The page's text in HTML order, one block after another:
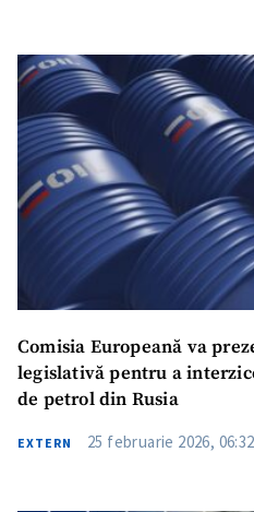
Comisia Europeană va
legislativă pentru a
de petrol din Rusia
EXTERN 25 februarie 2026, 06:32